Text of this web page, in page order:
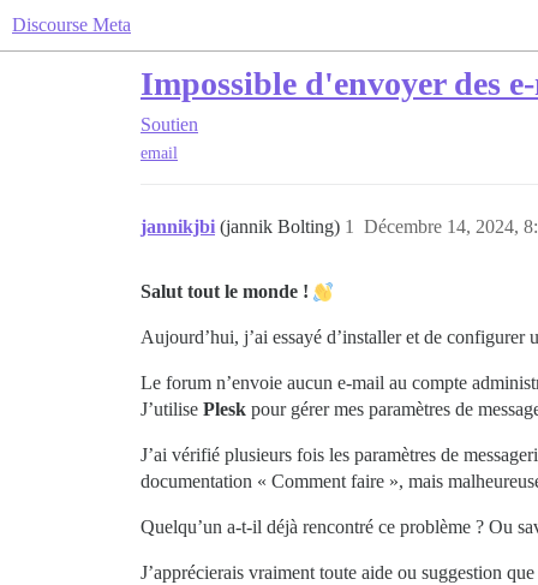
Discourse Meta
Impossible d'envoyer des
Soutien
email
jannikjbi (jannik Bolting) Décembre 14, 2024,
1
Salut tout le monde !
Aujourd’hui, j’ai essayé d’installer et de
Le forum n’envoie aucun e-mail au compte
J’utilise Plesk pour gérer mes paramètres de
J’ai vérifié plusieurs fois les paramètres de
documentation « Comment faire », mais
Quelqu’un a-t-il déjà rencontré ce problème ? Ou
J’apprécierais vraiment toute aide ou suggestion